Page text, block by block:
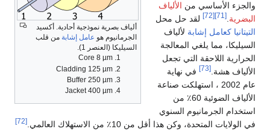
ألياف بصرية نموذجية أحادية. أكسيد
الجرمانيوم هو عامل إشابة من قلب
السيليكا (العنصر 1).
Core 8 µm
Cladding 125 µm
Buffer 250 µm
Jacket 400 µm
والجزء الأساسي من الألياف
البضرية [71]
[72]
لقد حل محل
التيتانيا كعامل إشابة لألياف
السيليكا، مما يلغي المعالجة
الحرارية اللاحقة التي تجعل
الألياف هشة. [73]
في نهاية
عام 2002 ، استهلكت صناعة
الألياف الضوئية 60٪ من
استخدام الجرمانيوم السنوي
في الولايات المتحدة، وكن هذا أقل من 10٪ من الاستهلاك العالمي.
[72]